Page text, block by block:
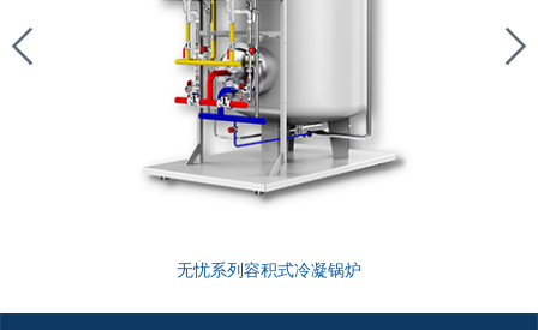
无忧系列容积式冷凝锅炉